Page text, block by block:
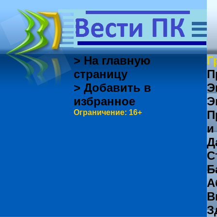
> На главную
страницу
> Добавить в
избранное
Ограничение: 16+